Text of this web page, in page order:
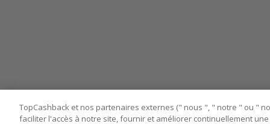
TopCashback et nos partenaires externes (" nous ", " notre " ou "
faciliter l'accès à notre site, fournir et améliorer continuellement